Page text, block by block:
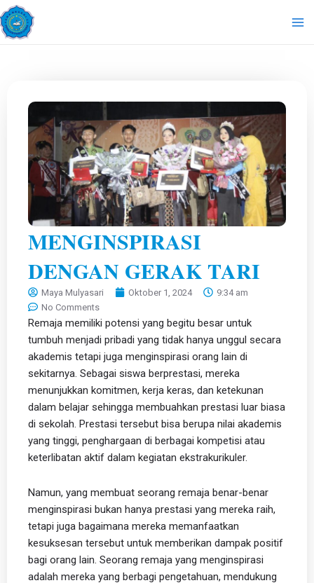
Lewati
ke
MENGINSPIRASI
DENGAN GERAK TARI
Maya Mulyasari Oktober 1, 2024
9:34 am
No Comments
Remaja memiliki potensi yang begitu besar untuk
tumbuh menjadi pribadi yang tidak hanya unggul secara
akademis tetapi juga menginspirasi orang lain di
sekitarnya. Sebagai siswa berprestasi, mereka
menunjukkan komitmen, kerja keras, dan ketekunan
dalam belajar sehingga membuahkan prestasi luar biasa
di sekolah. Prestasi tersebut bisa berupa nilai akademis
yang tinggi, penghargaan di berbagai kompetisi atau
keterlibatan aktif dalam kegiatan ekstrakurikuler.
Namun, yang membuat seorang remaja benar-benar
menginspirasi bukan hanya prestasi yang mereka raih,
tetapi juga bagaimana mereka memanfaatkan
kesuksesan tersebut untuk memberikan dampak positif
bagi orang lain. Seorang remaja yang menginspirasi
adalah mereka yang berbagi pengetahuan, mendukung